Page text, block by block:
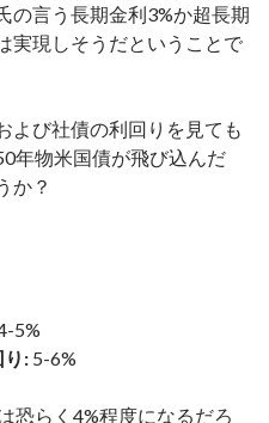
の言う長期金利3%か超長期
実現しそうだということで
よび社債の利回りを見ても
年物米国債が飛び込んだ
か？
5%
り: 5-6%
恐らく4%程度になるだろ